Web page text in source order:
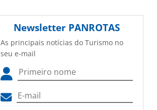
Newsletter PANROTAS
As principais notícias do Turismo no
seu e-mail